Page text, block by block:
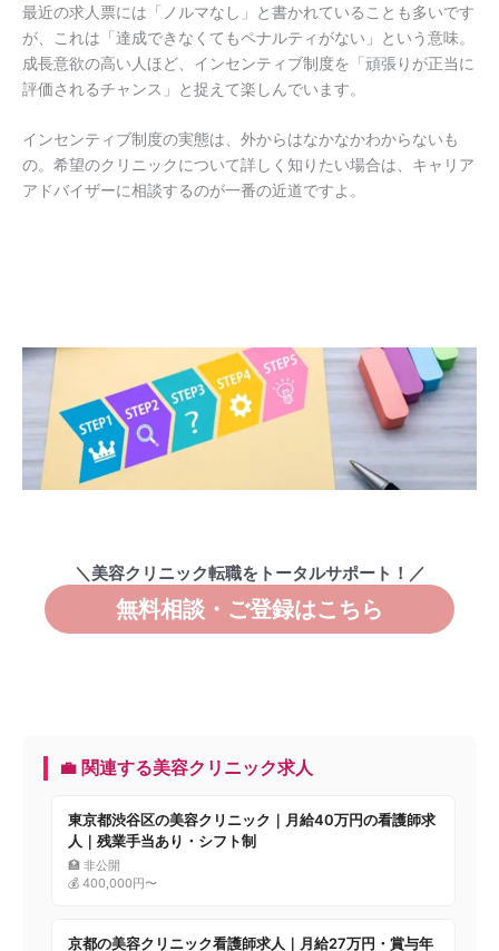
最近の求人票には「ノルマなし」と書かれていることも多いです
が、これは「達成できなくてもペナルティがない」という意味。
成長意欲の高い人ほど、インセンティブ制度を「頑張りが正当に
評価されるチャンス」と捉えて楽しんでいます。
インセンティブ制度の実態は、外からはなかなかわからないも
の。希望のクリニックについて詳しく知りたい場合は、キャリア
アドバイザーに相談するのが一番の近道ですよ。
＼美容クリニック転職をトータルサポート！／
無料相談・ご登録はこちら
💼 関連する美容クリニック求人
東京都渋谷区の美容クリニック｜月給40万円の看護師求
人｜残業手当あり・シフト制
🏥 非公開
💰 400,000円〜
京都の美容クリニック看護師求人｜月給27万円・賞与年